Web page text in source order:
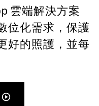
雲端解決方案
位化需求，保護
好的照護，並每